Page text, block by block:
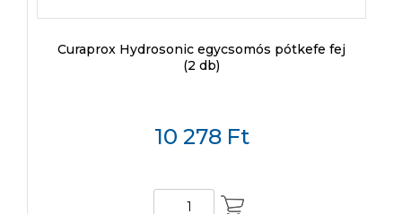
Curaprox Hydrosonic egycsomós pótkefe fej
(2 db)
10 278 Ft